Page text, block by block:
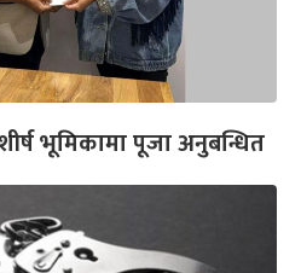
भूमिकामा पूजा अनुबन्धित